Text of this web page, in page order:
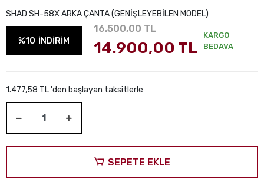
SHAD SH-58X ARKA ÇANTA (GENİŞLEYEBİLEN MODEL)
%10 İNDİRİM
16.500,00 TL
14.900,00 TL
KARGO
BEDAVA
1.477,58 TL 'den başlayan taksitlerle
SEPETE EKLE